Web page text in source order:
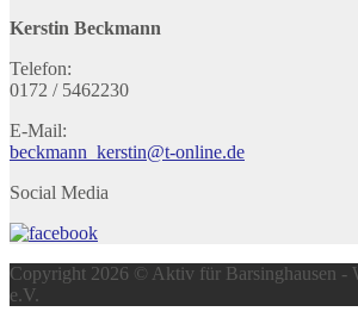
Kerstin Beckmann
Telefon:
0172 / 5462230
E-Mail:
beckmann_kerstin@t-online.de
Social Media
Copyright 2026 © Aktiv für Barsinghausen -
e.V.